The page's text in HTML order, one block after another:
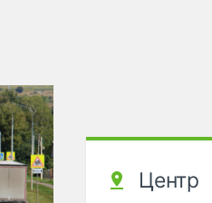
Центр